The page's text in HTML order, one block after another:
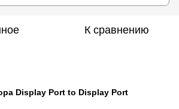
К сравнению
Display Port to Display Port